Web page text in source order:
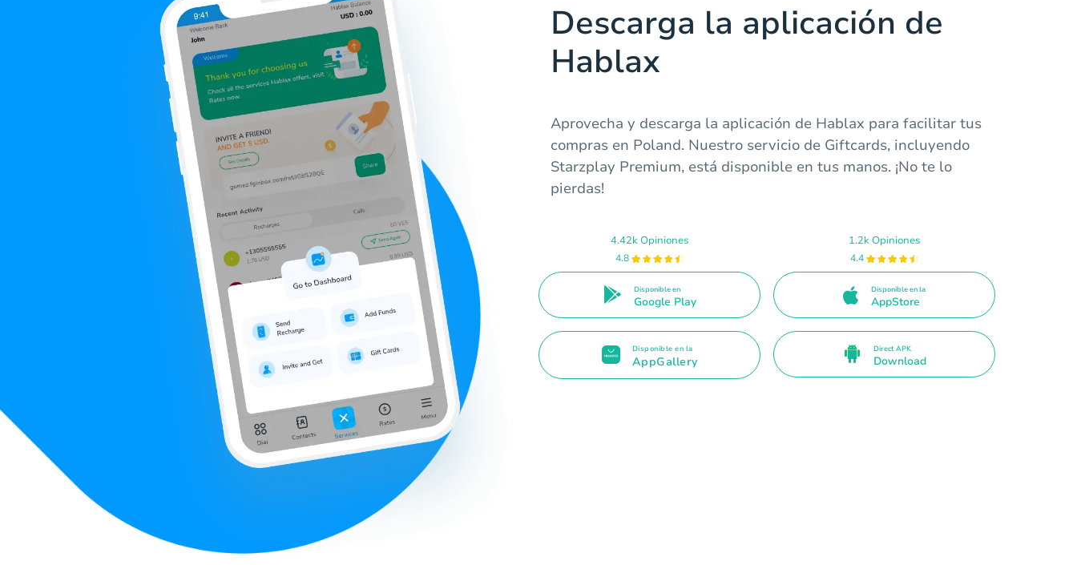
Descarga la aplicación de
Hablax
Aprovecha y descarga la aplicación de Hablax para facilitar tus
compras en Poland. Nuestro servicio de Giftcards, incluyendo
Starzplay Premium, está disponible en tus manos. ¡No te lo
pierdas!
4.42k Opiniones
4.8
Disponible en
Google Play
1.2k Opiniones
4.4
Disponible en la
AppStore
Disponible en la
AppGallery
Direct APK
Download